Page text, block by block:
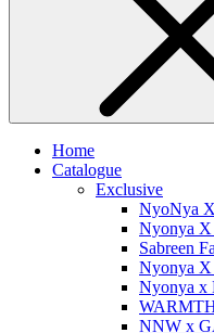
Home
Catalogue
Exclusive
NyoNya
Nyonya X
Sabreen
Nyonya
Nyonya x
NNW x